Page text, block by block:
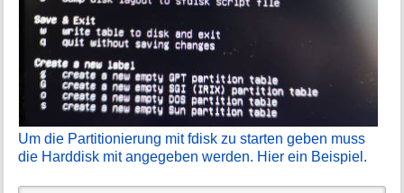
Um die Partitionierung mit fdisk zu starten geben muss
die Harddisk mit angegeben werden. Hier ein Beispiel.